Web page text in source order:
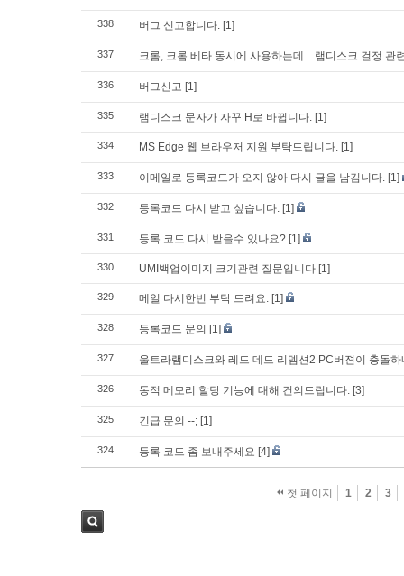
338 버그 신고합니다. [1]
337 크롬, 크롬 베타 동시에 사용하는데... 램디스크 걸정 관
336 버그신고 [1]
335 램디스크 문자가 자꾸 H로 바뀝니다. [1]
334 MS Edge 웹 브라우저 지원 부탁드립니다. [1]
333 이메일로 등록코드가 오지 않아 다시 글을 남김니다. [1]
332 등록코드 다시 받고 싶습니다. [1]
331 등록 코드 다시 받을수 있나요? [1]
330 UMI백업이미지 크기관련 질문입니다 [1]
329 메일 다시한번 부탁 드려요. [1]
328 등록코드 문의 [1]
327 울트라램디스크와 레드 데드 리뎀션2 PC버젼이 충돌하
326 동적 메모리 할당 기능에 대해 건의드립니다. [3]
325 긴급 문의 --; [1]
324 등록 코드 좀 보내주세요 [4]
첫 페이지 1 2 3